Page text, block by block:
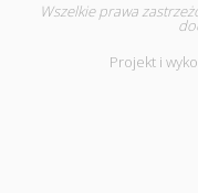
Wszelkie prawa
Projekt i